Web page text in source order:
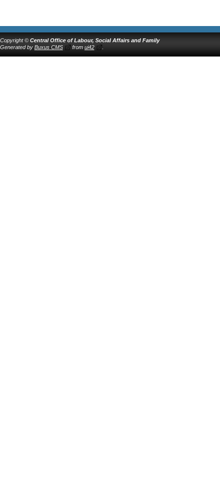
Copyright © Central Office of Labour, Social Affairs and Family
Generated by Buxus CMS from ui42